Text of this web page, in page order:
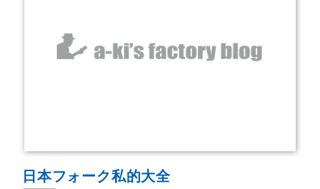
日本フォーク私的大全